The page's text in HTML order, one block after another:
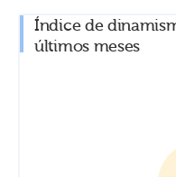
Índice de
últimos meses